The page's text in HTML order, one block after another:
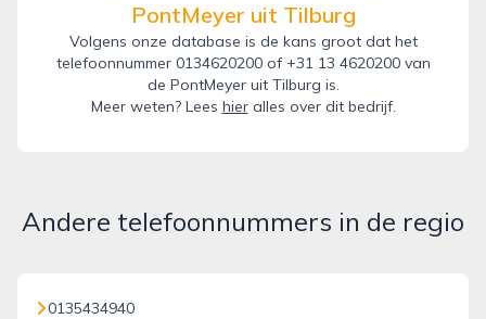
PontMeyer uit Tilburg
Volgens onze database is de kans groot dat het
telefoonnummer 0134620200 of +31 13 4620200 van
de PontMeyer uit Tilburg is.
Meer weten? Lees hieralles over dit bedrijf.
Andere telefoonnummers in de regio
0135434940